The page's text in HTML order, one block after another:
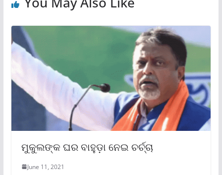
ମୁକୁଲଙ୍କ ଘର ବାହୁଡ଼ା ନେଇ ଚର୍ଚ୍ଚା
June 11, 2021